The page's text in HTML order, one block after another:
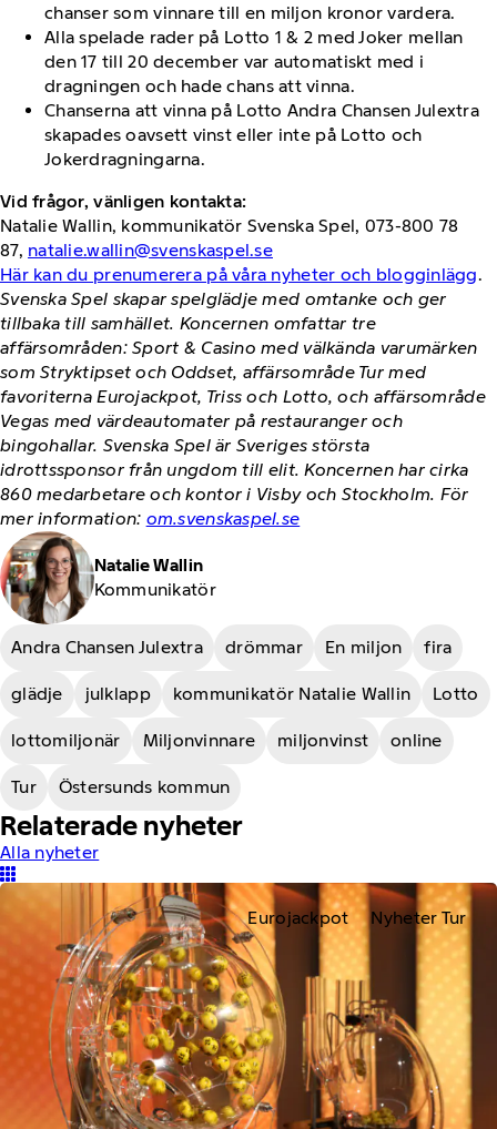
chanser som vinnare till en miljon kronor vardera.
Alla spelade rader på Lotto 1 & 2 med Joker mellan
den 17 till 20 december var automatiskt med i
dragningen och hade chans att vinna.
Chanserna att vinna på Lotto Andra Chansen Julextra
skapades oavsett vinst eller inte på Lotto och
Jokerdragningarna.
Vid frågor, vänligen kontakta:
Natalie Wallin, kommunikatör Svenska Spel, 073-800 78
87, natalie.wallin@svenskaspel.se
Här kan du prenumerera på våra nyheter och blogginlägg.
Svenska Spel skapar spelglädje med omtanke och ger
tillbaka till samhället. Koncernen omfattar tre
affärsområden: Sport & Casino med välkända varumärken
som Stryktipset och Oddset, affärsområde Tur med
favoriterna Eurojackpot, Triss och Lotto, och affärsområde
Vegas med värdeautomater på restauranger och
bingohallar. Svenska Spel är Sveriges största
idrottssponsor från ungdom till elit. Koncernen har cirka
860 medarbetare och kontor i Visby och Stockholm. För
mer information: om.svenskaspel.se
Kommunikatör
Natalie Wallin
Andra Chansen Julextra drömmar En miljon fira
glädje julklapp kommunikatör Natalie Wallin Lotto
lottomiljonär Miljonvinnare miljonvinst online
Tur Östersunds kommun
Relaterade nyheter
Alla nyheter
Eurojackpot Nyheter Tur